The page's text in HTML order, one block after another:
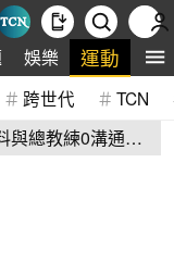
娛樂 運動 全
跨世代 TCN
與總教練0溝通